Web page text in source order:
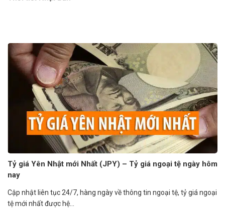
Tỷ giá Yên Nhật mới Nhất (JPY) – Tỷ giá ngoại tệ ngày hôm
nay
Cập nhật liên tục 24/7, hàng ngày về thông tin ngoại tệ, tỷ giá ngoại
tệ mới nhất được hệ...